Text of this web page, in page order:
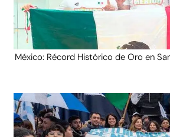
México: Récord Histórico de Oro en